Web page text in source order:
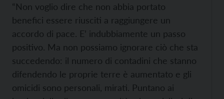
“Non voglio dire che non abbia portato
benefici essere riusciti a raggiungere un
accordo di pace. E’ indubbiamente un passo
positivo. Ma non possiamo ignorare ciò che sta
succedendo: il numero di contadini che stanno
difendendo le proprie terre è aumentato e gli
omicidi sono personali, mirati. Puntano ai